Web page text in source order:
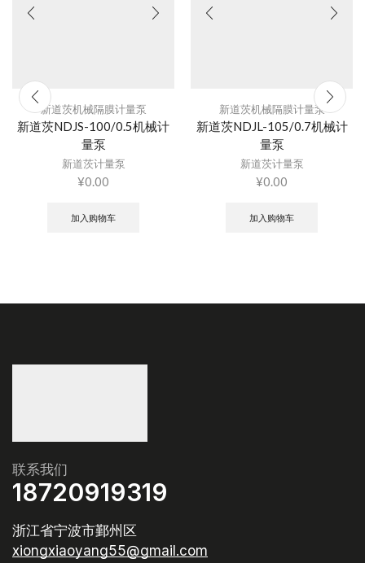
新道茨机械隔膜计量泵
新道茨NDJS-100/0.5机械计
量泵
新道茨计量泵
¥0.00
加入购物车
新道茨机械隔膜计量泵
新道茨NDJL-105/0.7机械计
量泵
新道茨计量泵
¥0.00
加入购物车
联系我们
18720919319
浙江省宁波市鄞州区
xiongxiaoyang55@gmail.com